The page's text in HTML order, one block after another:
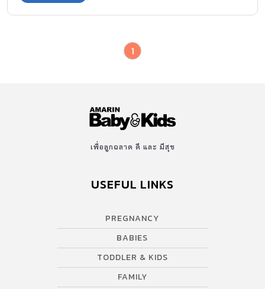
1
เพื่อลูกฉลาด ดี และ มีสุข
USEFUL LINKS
PREGNANCY
BABIES
TODDLER & KIDS
FAMILY